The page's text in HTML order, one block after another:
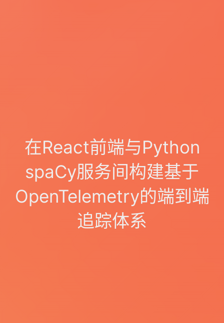
在React前端与Python
spaCy服务间构建基于
OpenTelemetry的端到端
追踪体系